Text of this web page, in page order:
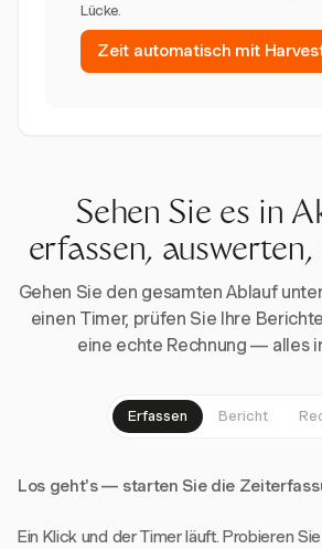
Lücke.
Zeit automatisch mit
Sehen Sie es in
erfassen, auswerten,
Gehen Sie den gesamten Ablauf
einen Timer, prüfen Sie Ihre
eine echte Rechnung — alles
Erfassen Bericht
Los geht's — starten Sie die
Ein Klick und der Timer läuft. Probieren